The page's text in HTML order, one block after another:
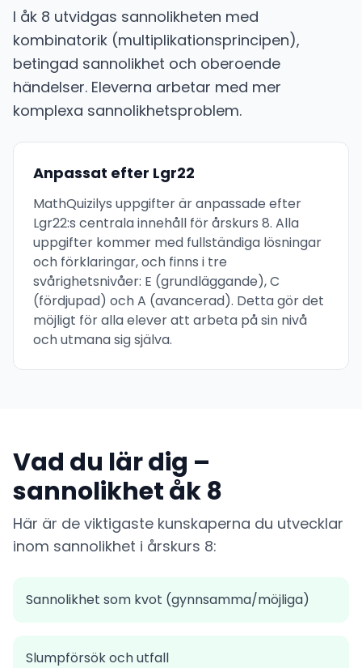
I åk 8 utvidgas sannolikheten med
kombinatorik (multiplikationsprincipen),
betingad sannolikhet och oberoende
händelser. Eleverna arbetar med mer
komplexa sannolikhetsproblem.
Anpassat efter Lgr22
MathQuizilys uppgifter är anpassade efter
Lgr22:s centrala innehåll för årskurs 8. Alla
uppgifter kommer med fullständiga lösningar
och förklaringar, och finns i tre
svårighetsnivåer: E (grundläggande), C
(fördjupad) och A (avancerad). Detta gör det
möjligt för alla elever att arbeta på sin nivå
och utmana sig själva.
Vad du lär dig –
sannolikhet åk 8
Här är de viktigaste kunskaperna du utvecklar
inom sannolikhet i årskurs 8:
Sannolikhet som kvot (gynnsamma/möjliga)
Slumpförsök och utfall